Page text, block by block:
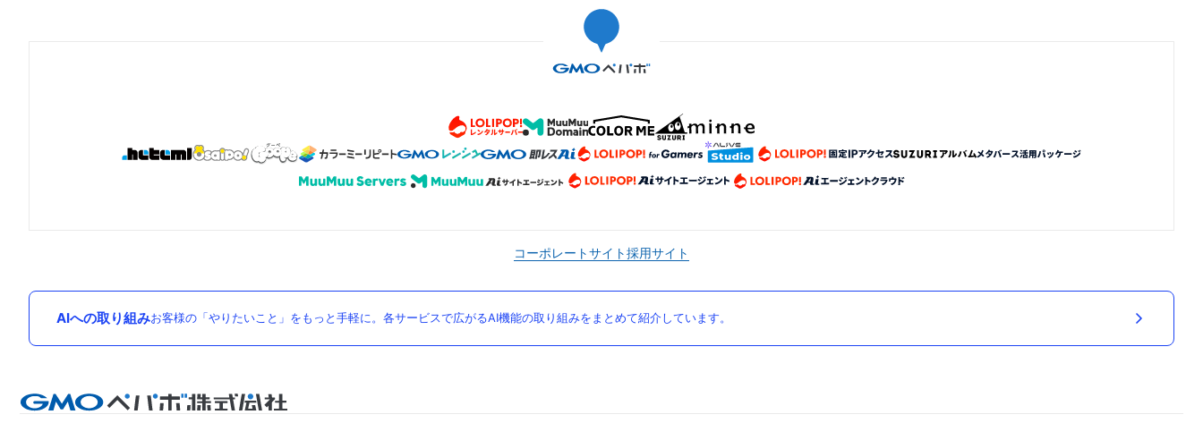
コーポレートサイト採用サイト
AIへの取り組みお客様の「やりたいこと」をもっと手軽に。各サービスで広がるAI機能の取り組みをまとめて紹介しています。